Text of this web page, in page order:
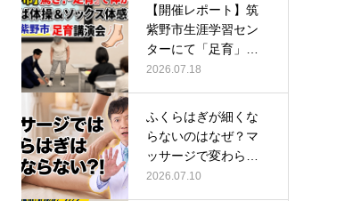
【開催レポート】筑
紫野市生涯学習セン
ターにて「足育」講
演会に登壇し…
2026.07.18
ふくらはぎが細くな
らないのはなぜ？マ
ッサージで変わらな
い根本原因
2026.07.10